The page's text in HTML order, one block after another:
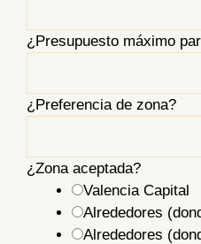
¿Presupuesto máximo
¿Preferencia de zona?
¿Zona aceptada?
Valencia Capital
Alrededores
Alrededores